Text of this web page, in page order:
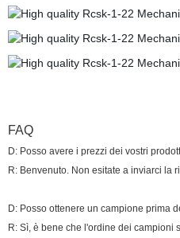
FAQ
D: Posso avere i prezzi dei vostri
R: Benvenuto. Non esitate a inviarci la
D: Posso ottenere un campione prima
R: Sì, è bene che l'ordine dei campioni